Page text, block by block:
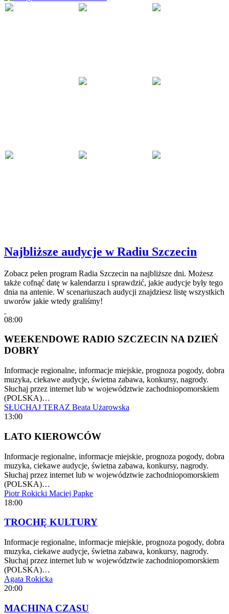
Najbliższe audycje w Radiu Szczecin
Zobacz pełen program Radia Szczecin na najbliższe dni. Możesz
także cofnąć datę w kalendarzu i sprawdzić, jakie audycje były tego
dnia na antenie. W scenariuszach audycji znajdziesz listę wszystkich
uworów jakie wtedy graliśmy!
08:00
WEEKENDOWE RADIO SZCZECIN NA DZIEŃ
DOBRY
Informacje regionalne, informacje miejskie, prognoza pogody, dobra
muzyka, ciekawe audycje, świetna zabawa, konkursy, nagrody.
Słuchaj przez internet lub w województwie zachodniopomorskiem
(POLSKA)…
SŁUCHAJ TERAZ Beata Użarowska
13:00
LATO KIEROWCÓW
Informacje regionalne, informacje miejskie, prognoza pogody, dobra
muzyka, ciekawe audycje, świetna zabawa, konkursy, nagrody.
Słuchaj przez internet lub w województwie zachodniopomorskiem
(POLSKA)…
Piotr Rokicki Maciej Papke
18:00
TROCHĘ KULTURY
Informacje regionalne, informacje miejskie, prognoza pogody, dobra
muzyka, ciekawe audycje, świetna zabawa, konkursy, nagrody.
Słuchaj przez internet lub w województwie zachodniopomorskiem
(POLSKA)…
Agata Rokicka
20:00
MACHINA CZASU